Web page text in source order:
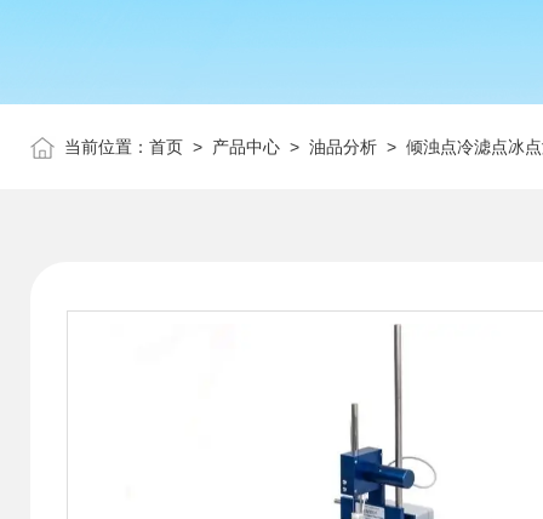
当前位置： 首页 > 产品中心 > 油品分析 > 倾浊点冷滤点冰